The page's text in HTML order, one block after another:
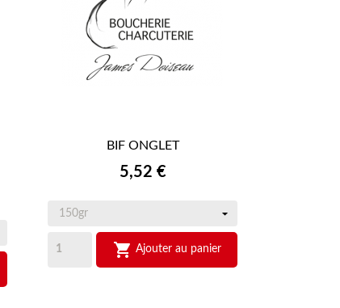
APERÇU RAPIDE
BIF ONGLET
Prix
5,52 €
 Ajouter au panier